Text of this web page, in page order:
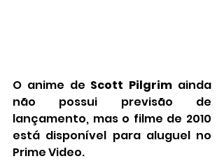
O anime de Scott Pilgrim ainda
não possui previsão de
lançamento, mas o filme de 2010
está disponível para aluguel no
Prime Video.